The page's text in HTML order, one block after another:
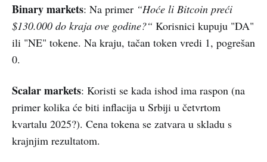
Binary markets: Na primer “Hoće li Bitcoin preći
$130.000 do kraja ove godine?“ Korisnici kupuju "DA"
ili "NE" tokene. Na kraju, tačan token vredi 1, pogrešan
0.
Scalar markets: Koristi se kada ishod ima raspon (na
primer kolika će biti inflacija u Srbiji u četvrtom
kvartalu 2025?). Cena tokena se zatvara u skladu s
krajnjim rezultatom.